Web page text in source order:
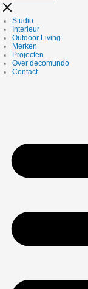
Studio
Interieur
Outdoor Living
Merken
Projecten
Over decomundo
Contact